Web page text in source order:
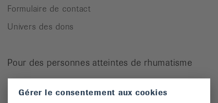
Formulaire de contact
Univers des dons
Pour des personnes atteintes de rhumatisme
Gérer le consentement aux cookies